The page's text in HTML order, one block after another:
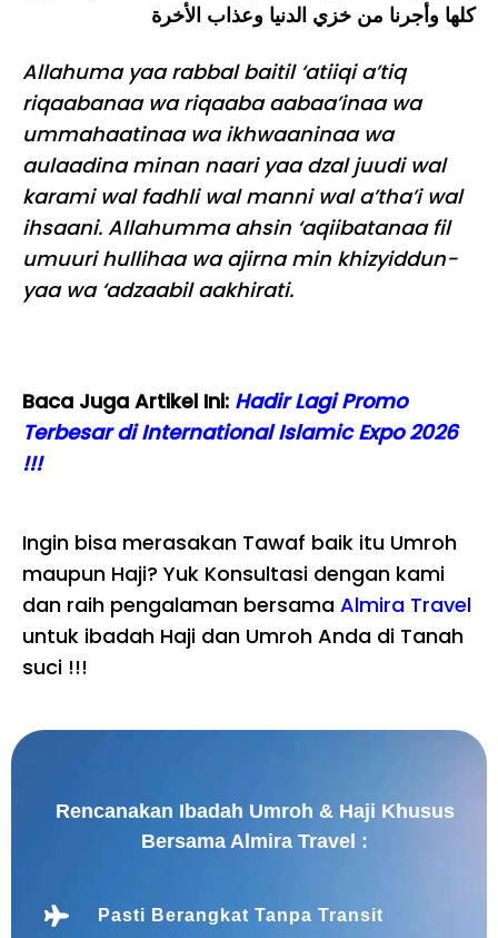
كلها وأجرنا من خزي الدنيا وعذاب الأخرة
Allahuma yaa rabbal baitil ‘atiiqi a’tiq
riqaabanaa wa riqaaba aabaa’inaa wa
ummahaatinaa wa ikhwaaninaa wa
aulaadina minan naari yaa dzal juudi wal
karami wal fadhli wal manni wal a’tha’i wal
ihsaani. Allahumma ahsin ‘aqiibatanaa fil
umuuri hullihaa wa ajirna min khizyiddun-
yaa wa ‘adzaabil aakhirati.
Baca Juga Artikel Ini: Hadir Lagi Promo
Terbesar di International Islamic Expo 2026
!!!
Ingin bisa merasakan Tawaf baik itu Umroh
maupun Haji? Yuk Konsultasi dengan kami
dan raih pengalaman bersama Almira Travel
untuk ibadah Haji dan Umroh Anda di Tanah
suci !!!
Rencanakan Ibadah Umroh & Haji Khusus
Bersama Almira Travel :
Pasti Berangkat Tanpa Transit